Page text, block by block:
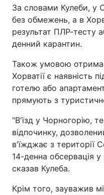
За словами Кулеби, у
без обмежень, а в
результат ПЛР-тесту
денний карантин.
Також умовою
Хорватії є наявність
готелю або
прямують з
"В'їзд у Чорногорію,
відпочинку,
в'їжджає з території
14-денна обсервація
сказав Кулеба.
Крім того, зауважив